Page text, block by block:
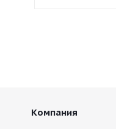
Компания